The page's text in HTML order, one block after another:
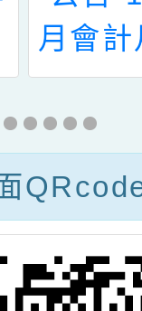
月會
告